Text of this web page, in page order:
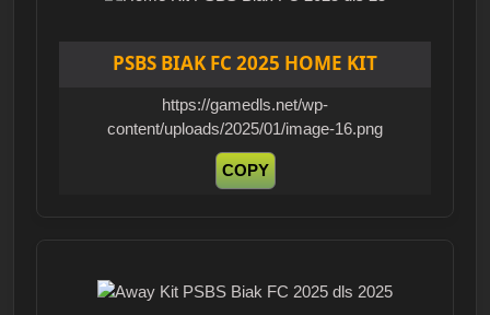
PSBS BIAK FC 2025 HOME KIT
https://gamedls.net/wp-
content/uploads/2025/01/image-16.png
COPY